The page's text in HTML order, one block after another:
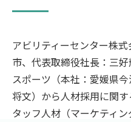
アビリティーセンター株
市、代表取締役社長：三
スポーツ（本社：愛媛県
将文）から人材採用に関
タッフ人材（マーケティ